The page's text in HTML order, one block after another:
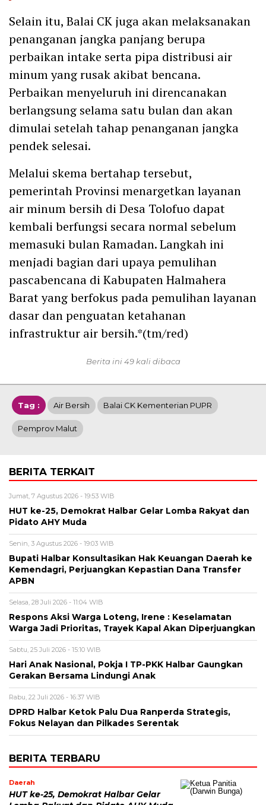
Selain itu, Balai CK juga akan melaksanakan
penanganan jangka panjang berupa
perbaikan intake serta pipa distribusi air
minum yang rusak akibat bencana.
Perbaikan menyeluruh ini direncanakan
berlangsung selama satu bulan dan akan
dimulai setelah tahap penanganan jangka
pendek selesai.
Melalui skema bertahap tersebut,
pemerintah Provinsi menargetkan layanan
air minum bersih di Desa Tolofuo dapat
kembali berfungsi secara normal sebelum
memasuki bulan Ramadan. Langkah ini
menjadi bagian dari upaya pemulihan
pascabencana di Kabupaten Halmahera
Barat yang berfokus pada pemulihan layanan
dasar dan penguatan ketahanan
infrastruktur air bersih.*(tm/red)
Berita ini 49 kali dibaca
Tag : Air Bersih Balai CK Kementerian PUPR
Pemprov Malut
BERITA TERKAIT
Jumat, 7 Agustus 2026 - 19:53 WIB
HUT ke-25, Demokrat Halbar Gelar Lomba Rakyat dan
Pidato AHY Muda
Senin, 3 Agustus 2026 - 19:03 WIB
Bupati Halbar Konsultasikan Hak Keuangan Daerah ke
Kemendagri, Perjuangkan Kepastian Dana Transfer
APBN
Selasa, 28 Juli 2026 - 11:04 WIB
Respons Aksi Warga Loteng, Irene : Keselamatan
Warga Jadi Prioritas, Trayek Kapal Akan Diperjuangkan
Sabtu, 25 Juli 2026 - 15:10 WIB
Hari Anak Nasional, Pokja I TP-PKK Halbar Gaungkan
Gerakan Bersama Lindungi Anak
Rabu, 22 Juli 2026 - 16:37 WIB
DPRD Halbar Ketok Palu Dua Ranperda Strategis,
Fokus Nelayan dan Pilkades Serentak
BERITA TERBARU
Daerah
HUT ke-25, Demokrat Halbar Gelar